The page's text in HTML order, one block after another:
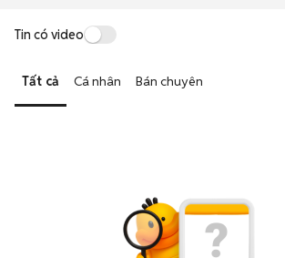
Tin có video
Tất cả Cá nhân Bán chuyên